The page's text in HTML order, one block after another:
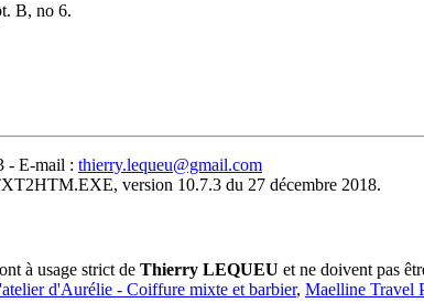
B, no 6.
- E-mail : thierry.lequeu@gmail.com
version 10.7.3 du 27 décembre 2018.
à usage strict de Thierry LEQUEU et ne doivent pas
d'Aurélie - Coiffure mixte et barbier, Maelline Travel